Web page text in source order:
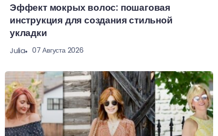
Эффект мокрых волос: пошаговая
инструкция для создания стильной
укладки
Julia 07 Августа 2026